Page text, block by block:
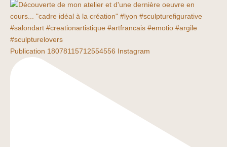
Publication 18078115712554556 Instagram